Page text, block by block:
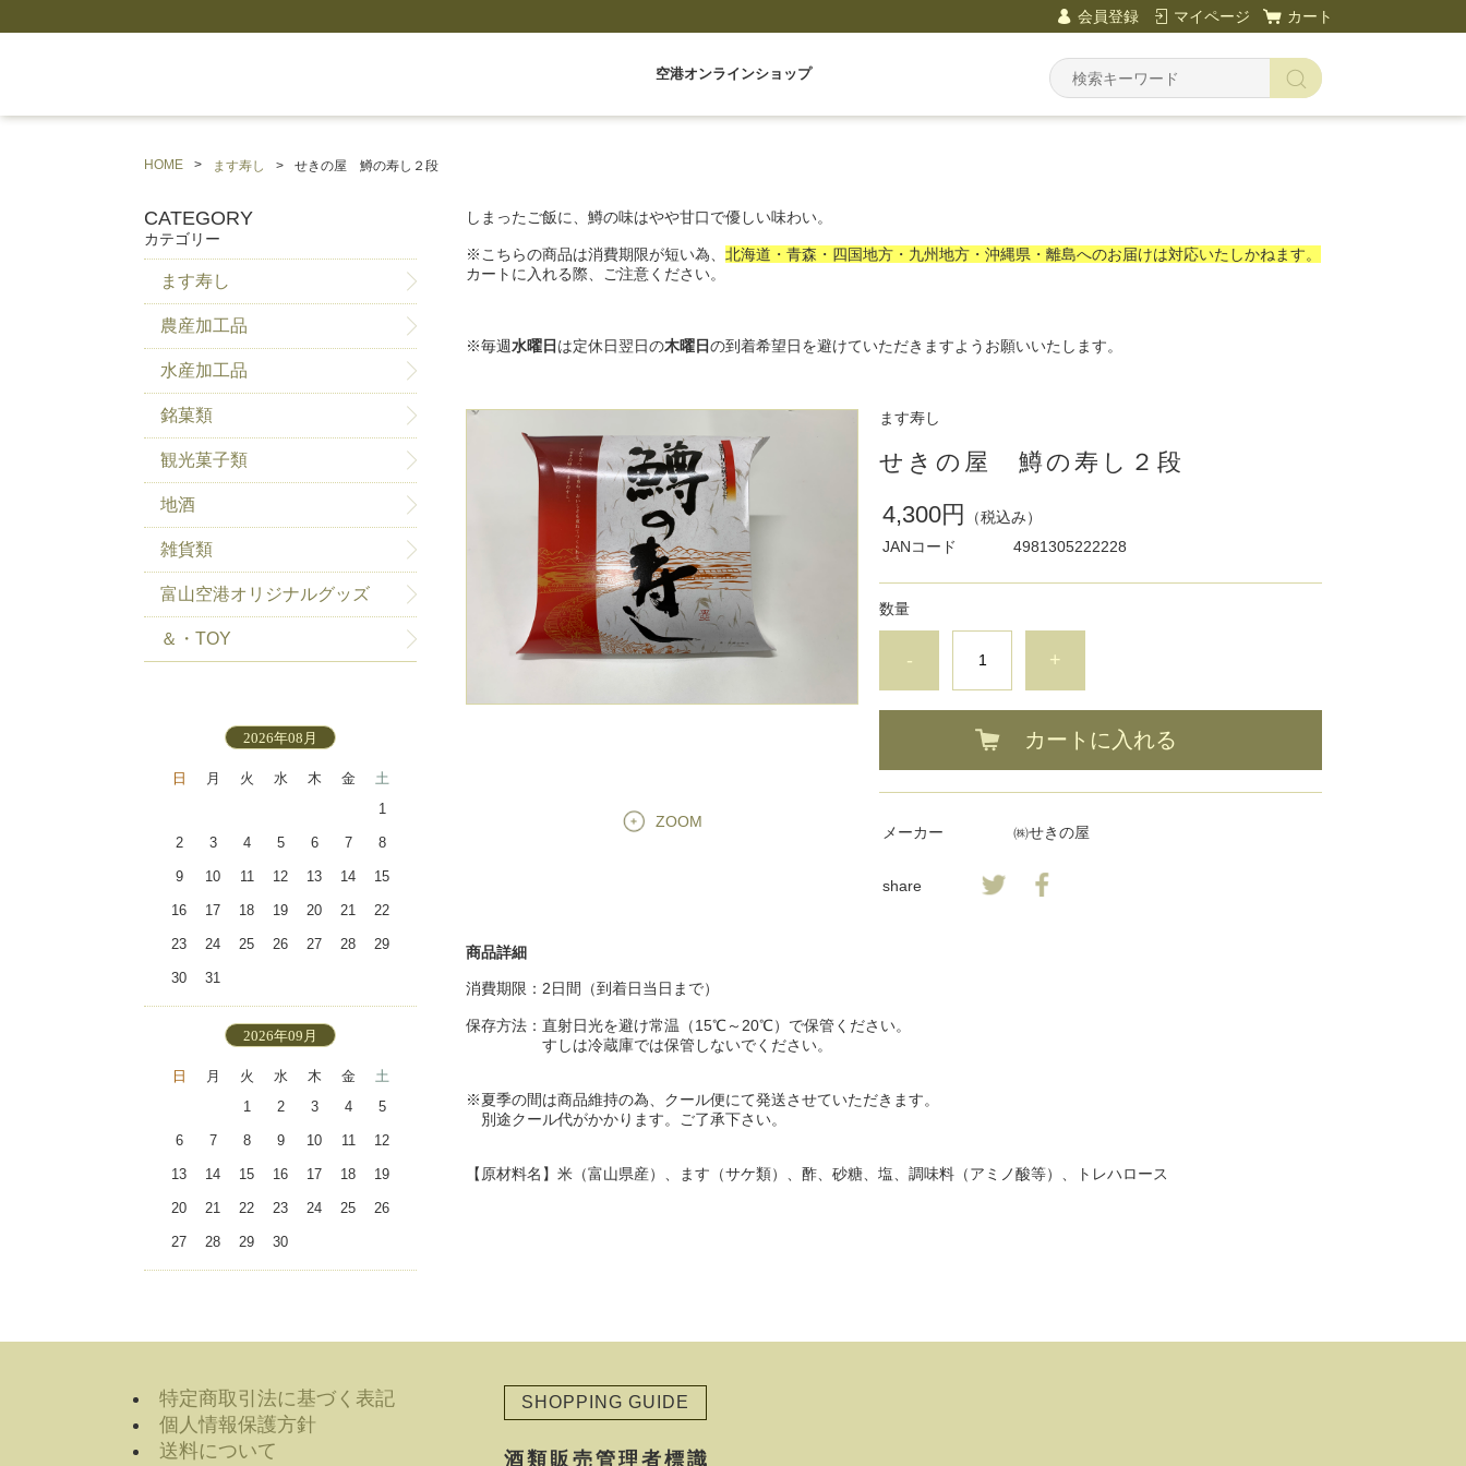
会員登録 マイページ カート
空港オンラインショップ
HOME ます寿し せきの屋 鱒の寿し２段
しまったご飯に、鱒の味はやや甘口で優しい味わい。
※こちらの商品は消費期限が短い為、 北海道・青森・四国地方・九州地方・沖縄県・離島へのお届けは対応いたしかねます。
カートに入れる際、ご注意ください。
※毎週水曜日 は定休日翌日の木曜日の到着希望日を避けていただきますようお願いいたします。
ZOOM
ます寿し
せきの屋 鱒の寿し２段
4,300円
（税込み）
JANコード
4981305222228
数量
- +
カートに入れる
メーカー ㈱せきの屋
share
商品詳細
消費期限：2日間（到着日当日まで）
保存方法：直射日光を避け常温（15℃～20℃）で保管ください。
すしは冷蔵庫では保管しないでください。
※夏季の間は商品維持の為、クール便にて発送させていただきます。
別途クール代がかかります。ご了承下さい。
【原材料名】米（富山県産）、ます（サケ類）、酢、砂糖、塩、調味料（アミノ酸等）、トレハロース
CATEGORY
カテゴリー
ます寿し
農産加工品
水産加工品
銘菓類
観光菓子類
地酒
雑貨類
富山空港オリジナルグッズ
＆・TOY
2026年08月
日 月 火 水 木 金
土
1
2 3 4 5 6 7 8
9 10 11 12 13 14 15
16 17 18 19 20 21 22
23 24 25 26 27 28 29
30 31
2026年09月
日 月 火 水 木 金
土
1
2 3 4 5
6 7 8 9 10 11 12
13 14 15 16 17 18 19
20 21 22 23 24 25 26
27 28 29 30
SHOPPING GUIDE
酒類販売管理者標識
特定商取引法に基づく表記
個人情報保護方針
送料について